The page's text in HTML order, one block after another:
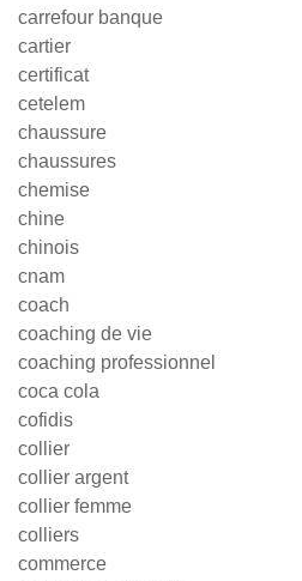
carrefour banque
cartier
certificat
cetelem
chaussure
chaussures
chemise
chine
chinois
cnam
coach
coaching de vie
coaching professionnel
coca cola
cofidis
collier
collier argent
collier femme
colliers
commerce